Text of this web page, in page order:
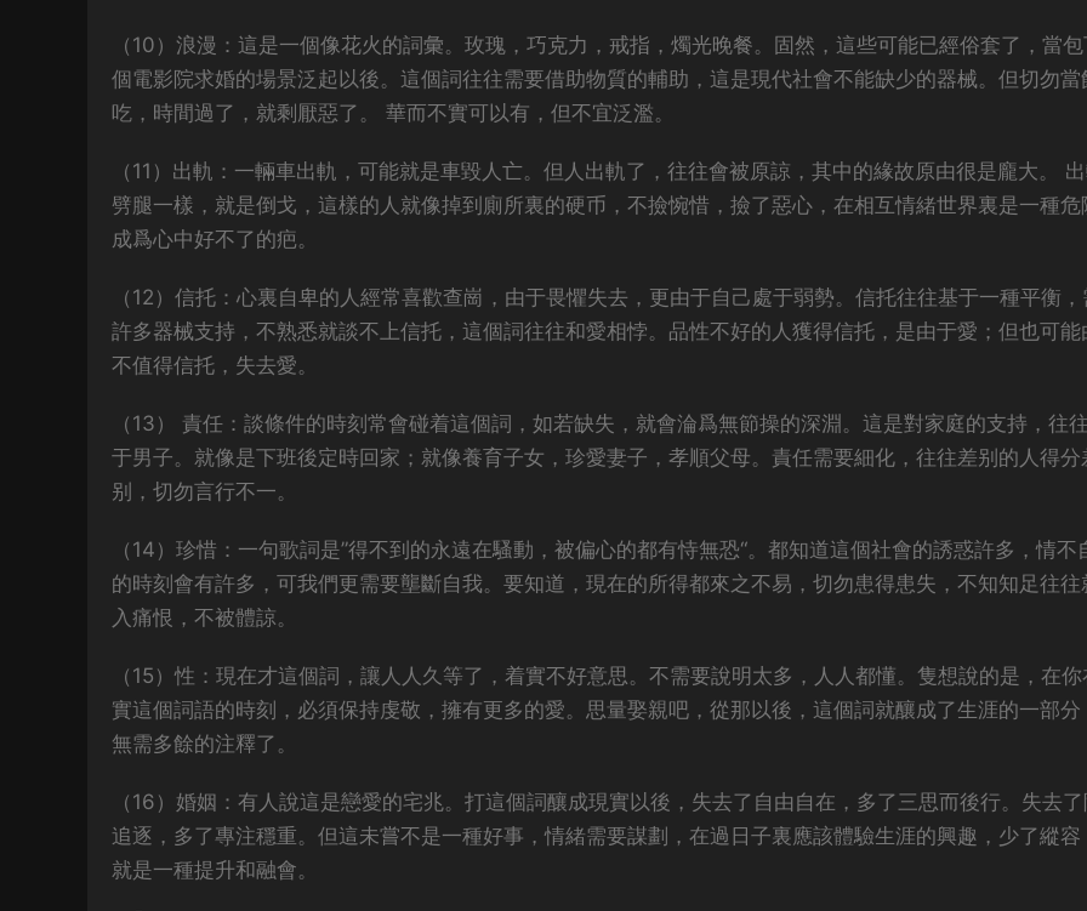
（10）浪漫：這是一個像花火的詞彙。玫瑰，巧克力，戒指，燭光晚餐。固然，這些可能已經俗套了，當
個電影院求婚的場景泛起以後。這個詞往往需要借助物質的輔助，這是現代社會不能缺少的器械。但切勿當
吃，時間過了，就剩厭惡了。 華而不實可以有，但不宜泛濫。
（11）出軌：一輛車出軌，可能就是車毀人亡。但人出軌了，往往會被原諒，其中的緣故原由很是龐大。
劈腿一樣，就是倒戈，這樣的人就像掉到廁所裏的硬币，不撿惋惜，撿了惡心，在相互情緒世界裏是一種危
成爲心中好不了的疤。
（12）信托：心裏自卑的人經常喜歡查崗，由于畏懼失去，更由于自己處于弱勢。信托往往基于一種平衡，
許多器械支持，不熟悉就談不上信托，這個詞往往和愛相悖。品性不好的人獲得信托，是由于愛；但也可能
不值得信托，失去愛。
（13） 責任：談條件的時刻常會碰着這個詞，如若缺失，就會淪爲無節操的深淵。這是對家庭的支持，往
于男子。就像是下班後定時回家；就像養育子女，珍愛妻子，孝順父母。責任需要細化，往往差别的人得分
别，切勿言行不一。
（14）珍惜：一句歌詞是”得不到的永遠在騷動，被偏心的都有恃無恐“。都知道這個社會的誘惑許多，情不
的時刻會有許多，可我們更需要壟斷自我。要知道，現在的所得都來之不易，切勿患得患失，不知知足往往
入痛恨，不被體諒。
（15）性：現在才這個詞，讓人人久等了，着實不好意思。不需要說明太多，人人都懂。隻想說的是，在你
實這個詞語的時刻，必須保持虔敬，擁有更多的愛。思量娶親吧，從那以後，這個詞就釀成了生涯的一部分
無需多餘的注釋了。
（16）婚姻：有人說這是戀愛的宅兆。打這個詞釀成現實以後，失去了自由自在，多了三思而後行。失去
追逐，多了專注穩重。但這未嘗不是一種好事，情緒需要謀劃，在過日子裏應該體驗生涯的興趣，少了縱容
就是一種提升和融會。